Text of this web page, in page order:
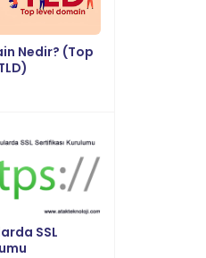
Nedir? (Top
SSL